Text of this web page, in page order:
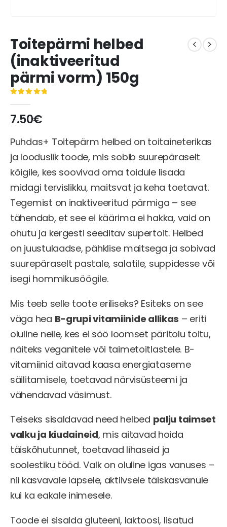
Toitepärmi helbed
(inaktiveeritud
pärmi vorm) 150g
7.50€
Puhdas+ Toitepärm helbed on toitaineterikas
ja looduslik toode, mis sobib suurepäraselt
kõigile, kes soovivad oma toidule lisada
midagi tervislikku, maitsvat ja keha toetavat.
Tegemist on inaktiveeritud pärmiga – see
tähendab, et see ei käärima ei hakka, vaid on
ohutu ja kergesti seeditav supertoit. Helbed
on juustulaadse, pähklise maitsega ja sobivad
suurepäraselt pastale, salatile, suppidesse või
isegi hommikusöögile.
Mis teeb selle toote eriliseks? Esiteks on see
väga hea B-grupi vitamiinide allikas – eriti
oluline neile, kes ei söö loomset päritolu toitu,
näiteks veganitele või taimetoitlastele. B-
vitamiinid aitavad kaasa energiataseme
säilitamisele, toetavad närvisüsteemi ja
vähendavad väsimust.
Teiseks sisaldavad need helbed palju taimset
valku ja kiudaineid, mis aitavad hoida
täiskõhutunnet, toetavad lihaseid ja
soolestiku tööd. Valk on oluline igas vanuses –
nii kasvavale lapsele, aktiivsele täiskasvanule
kui ka eakale inimesele.
Toode ei sisalda gluteeni, laktoosi, lisatud